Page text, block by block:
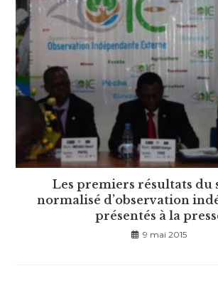
Les premiers résultats du
normalisé d’observation
présentés à la
9 mai 2015